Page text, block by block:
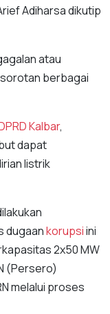
Adiharsa dikutip
atau
sorotan berbagai
Kalbar,
dapat
listrik
dugaankorupsiini
2x50 MW
(Persero)
melalui proses